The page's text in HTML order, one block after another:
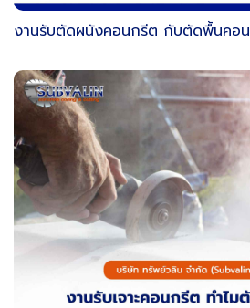
งานรับตัดผนังคอนกรีต กับตัดพื้นคอ